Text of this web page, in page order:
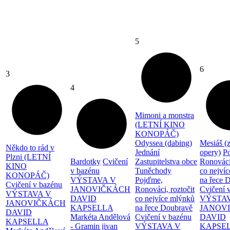
3
Někdo to rád v
Plzni (LETNÍ
KINO
KONOPÁČ)
Cvičení v bazénu
VÝSTAVA V
JANOVIČKÁCH
DAVID
KAPSELLA
4
Bardotky Cvičení
v bazénu
VÝSTAVA V
JANOVIČKÁCH
DAVID
KAPSELLA
Markéta Andělová
- Gramin jivan
5
Mimoni a monstra
(LETNÍ KINO
KONOPÁČ)
Odyssea (dabing)
Jednání
Zastupitelstva obce
Tuněchody
Pojďme,
Ronováci, roztočit
co nejvíce mlýnků
na řece Doubravě
Cvičení v bazénu
VÝSTAVA V
6
Mesiáš
opery)
co
na řece
Cvičení
DAVID